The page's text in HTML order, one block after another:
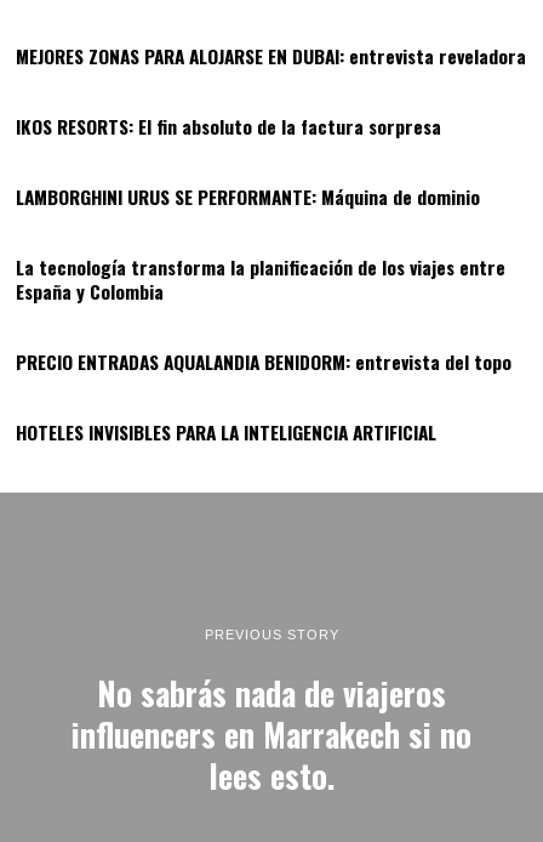
MEJORES ZONAS PARA ALOJARSE EN DUBAI: entrevista reveladora
10
IKOS RESORTS: El fin absoluto de la factura sorpresa
LAMBORGHINI URUS SE PERFORMANTE: Máquina de dominio12
La tecnología transforma la planificación de los viajes entre
España y Colombia
PRECIO ENTRADAS AQUALANDIA BENIDORM: entrevista del topo
14
HOTELES INVISIBLES PARA LA INTELIGENCIA ARTIFICIAL
PREVIOUS STORY
No sabrás nada de viajeros
influencers en Marrakech si no
lees esto.